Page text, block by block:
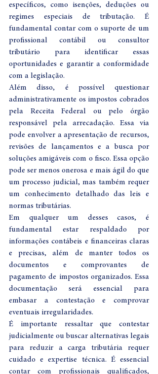
específicos, como isenções, deduções ou
regimes especiais de tributação. É
fundamental contar com o suporte de um
profissional contábil ou consultor
tributário para identificar essas
oportunidades e garantir a conformidade
com a legislação.
Além disso, é possível questionar
administrativamente os impostos cobrados
pela Receita Federal ou pelo órgão
responsável pela arrecadação. Essa via
pode envolver a apresentação de recursos,
revisões de lançamentos e a busca por
soluções amigáveis com o fisco. Essa opção
pode ser menos onerosa e mais ágil do que
um processo judicial, mas também requer
um conhecimento detalhado das leis e
normas tributárias.
Em qualquer um desses casos, é
fundamental estar respaldado por
informações contábeis e financeiras claras
e precisas, além de manter todos os
documentos e comprovantes de
pagamento de impostos organizados. Essa
documentação será essencial para
embasar a contestação e comprovar
eventuais irregularidades.
É importante ressaltar que contestar
judicialmente ou buscar alternativas legais
para reduzir a carga tributária requer
cuidado e expertise técnica. É essencial
contar com profissionais qualificados,